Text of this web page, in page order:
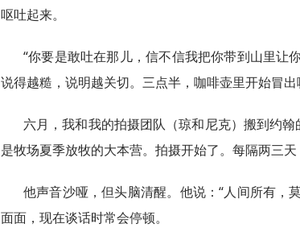
呕吐起来。
“你要是敢吐在那儿，信不信我把你带到山里让
说得越糙，说明越关切。三点半，咖啡壶里开始冒出
六月，我和我的拍摄团队（琼和尼克）搬到约
是牧场夏季放牧的大本营。拍摄开始了。每隔两三
他声音沙哑，但头脑清醒。他说：“人间所有，
面面，现在谈话时常会停顿。